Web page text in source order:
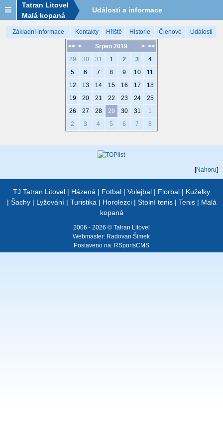
Tatran Litovel
Malá kopaná
Události a informace
Základní informace Kontakty Hřiště Historie Členové Události
<< < > >>
Srpen 2019
29
30 31 1 2 3
4
5
6 7 8 9 10
11
12
13 14 15 16 17
18
19
20 21 22 23 24
25
26
27 28 29 30 31
1
2
3 4 5 6 7 8
[Nahoru]
TJ Tatran Litovel | Házená | Fotbal | Volejbal | Florbal | Kuželky
| Šachy| Lyžování| Turistika | Horolezci| Stolní tenis| Tenis| Malá
kopaná
2006 - 2026 © Tatran Litovel
Webmaster: Radovan Šimek
Postaveno na: RSportsCMS